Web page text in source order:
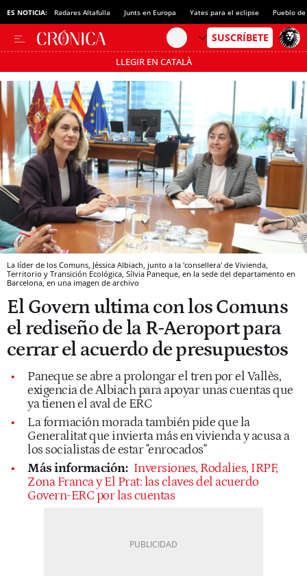
ES NOTICIA: Radares Altafulla Junts en Europa Yates para el eclipse Pueblo
LLEGIR EN CATALÀ
Pásate al MODO AHORRO
La líder de los Comuns, Jéssica Albiach, junto a la 'consellera' de Vivienda,
Territorio y Transición Ecológica, Sílvia Paneque, en la sede del departamento en
Barcelona, en una imagen de archivo
El Govern ultima con los Comuns
el rediseño de la R-Aeroport para
cerrar el acuerdo de presupuestos
Paneque se abre a prolongar el tren por el Vallès,
exigencia de Albiach para apoyar unas cuentas que
ya tienen el aval de ERC
La formación morada también pide que la
Generalitat que invierta más en vivienda y acusa a
los socialistas de estar "enrocados"
Más información: Inversiones, Rodalies, IRPF,
Zona Franca y El Prat: las claves del acuerdo
Govern-ERC por las cuentas